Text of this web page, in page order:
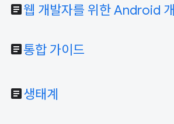
article웹 개발자를 위한 Android
article통합 가이드
article생태계